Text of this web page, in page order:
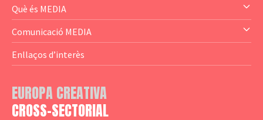
— Audience Cluster
— Altres
Què és MEDIA
— El subprograma MEDIA
— Agència Executiva
— Logotips
Comunicació MEDIA
— Estrenes a Catalunya
— Notícies
Enllaços d’interès
EUROPA CREATIVA
CROSS-SECTORIAL